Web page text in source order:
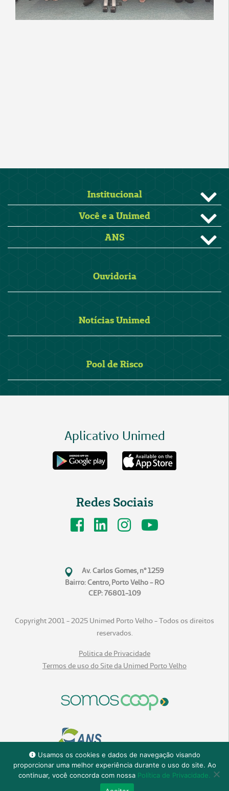
Usamos os cookies e dados de navegação visando
proporcionar uma melhor experiência durante o uso do site. Ao
continuar, você concorda com nossa Política de Privacidade.
Institucional
Você e a Unimed
ANS
Ouvidoria
Notícias Unimed
Pool de Risco
Aplicativo Unimed
Redes Sociais
Av. Carlos Gomes, n° 1259
Bairro: Centro, Porto Velho - RO
CEP: 76801-109
Copyright 2001 - 2025 Unimed Porto Velho - Todos os direitos
reservados.
Politica de Privacidade
Termos de uso do Site da Unimed Porto Velho